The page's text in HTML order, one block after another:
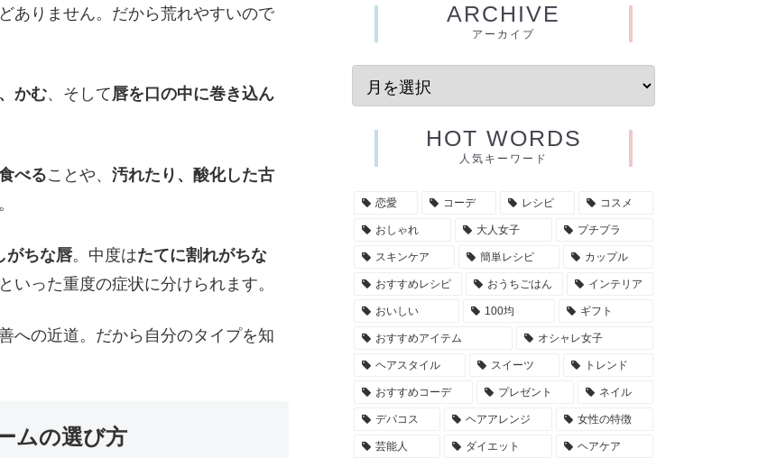
ありません。だから荒れやすいので
かむ、そして唇を口の中に巻き込ん
べることや、 汚れたり、酸化した古
がちな唇。中度はたてに割れがちな
といった重度の症状に分けられます。
への近道。だから自分のタイプを知
ムの選び方
ARCHIVE
アーカイブ
HOT WORDS
人気キーワード
恋愛 コーデ レシピ コスメ
おしゃれ 大人女子 プチプラ
スキンケア 簡単レシピ カップル
おすすめレシピ おうちごはん インテリア
おいしい 100均 ギフト
おすすめアイテム オシャレ女子
ヘアスタイル スイーツ トレンド
おすすめコーデ プレゼント ネイル
デパコス ヘアアレンジ 女性の特徴
芸能人 ダイエット ヘアケア